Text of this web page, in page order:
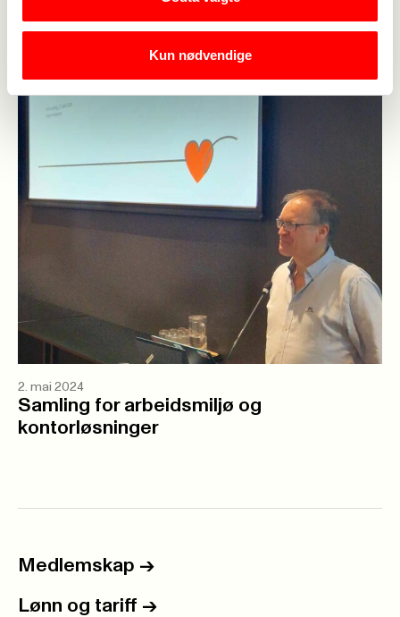
Kun nødvendige
2. mai 2024
Samling for arbeidsmiljø og
kontorløsninger
Medlemskap ->
Lønn og tariff ->